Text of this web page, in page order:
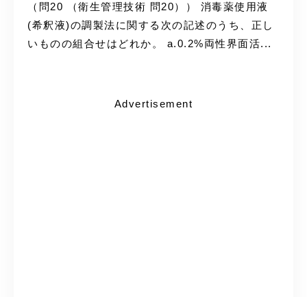
（問20 （衛生管理技術 問20）） 消毒薬使用液
(希釈液)の調製法に関する次の記述のうち、正し
いものの組合せはどれか。 a.0.2%両性界面活...
Advertisement